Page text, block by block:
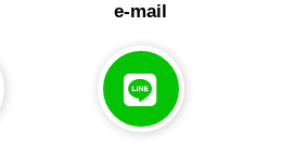
e-mail